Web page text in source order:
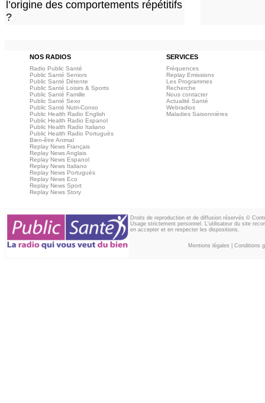
l’origine des comportements répétitifs
?
NOS RADIOS SERVICES
Radio Public Santé
Public Santé Seniors
Public Santé Détente
Public Santé Loisirs & Sports
Public Santé Famille
Public Santé Sexo
Public Santé Nutri-Conso
Public Health Radio English
Public Health Radio Espanol
Public Health Radio Italiano
Public Health Radio Portuguès
Bien-être Animal
Replay News Français
Replay News Anglais
Replay News Espanol
Replay News Italiano
Replay News Portuguès
Replay News Eco
Replay News Sport
Replay News Story
Fréquences
Replay Emissions
Les Programmes
Recherche
Nous contacter
Actualité Santé
Webradios
Maladies Saisonnières
Droits de reproduction et de diffusion réservés ©
Usage strictement personnel. L'utilisateur du site
en accepter et en respecter les dispositions.
Mentions légales Conditions